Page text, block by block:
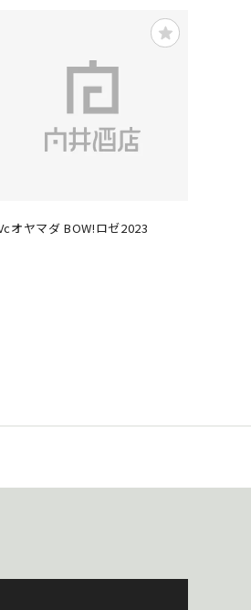
オヤマダ BOW!ロゼ2023